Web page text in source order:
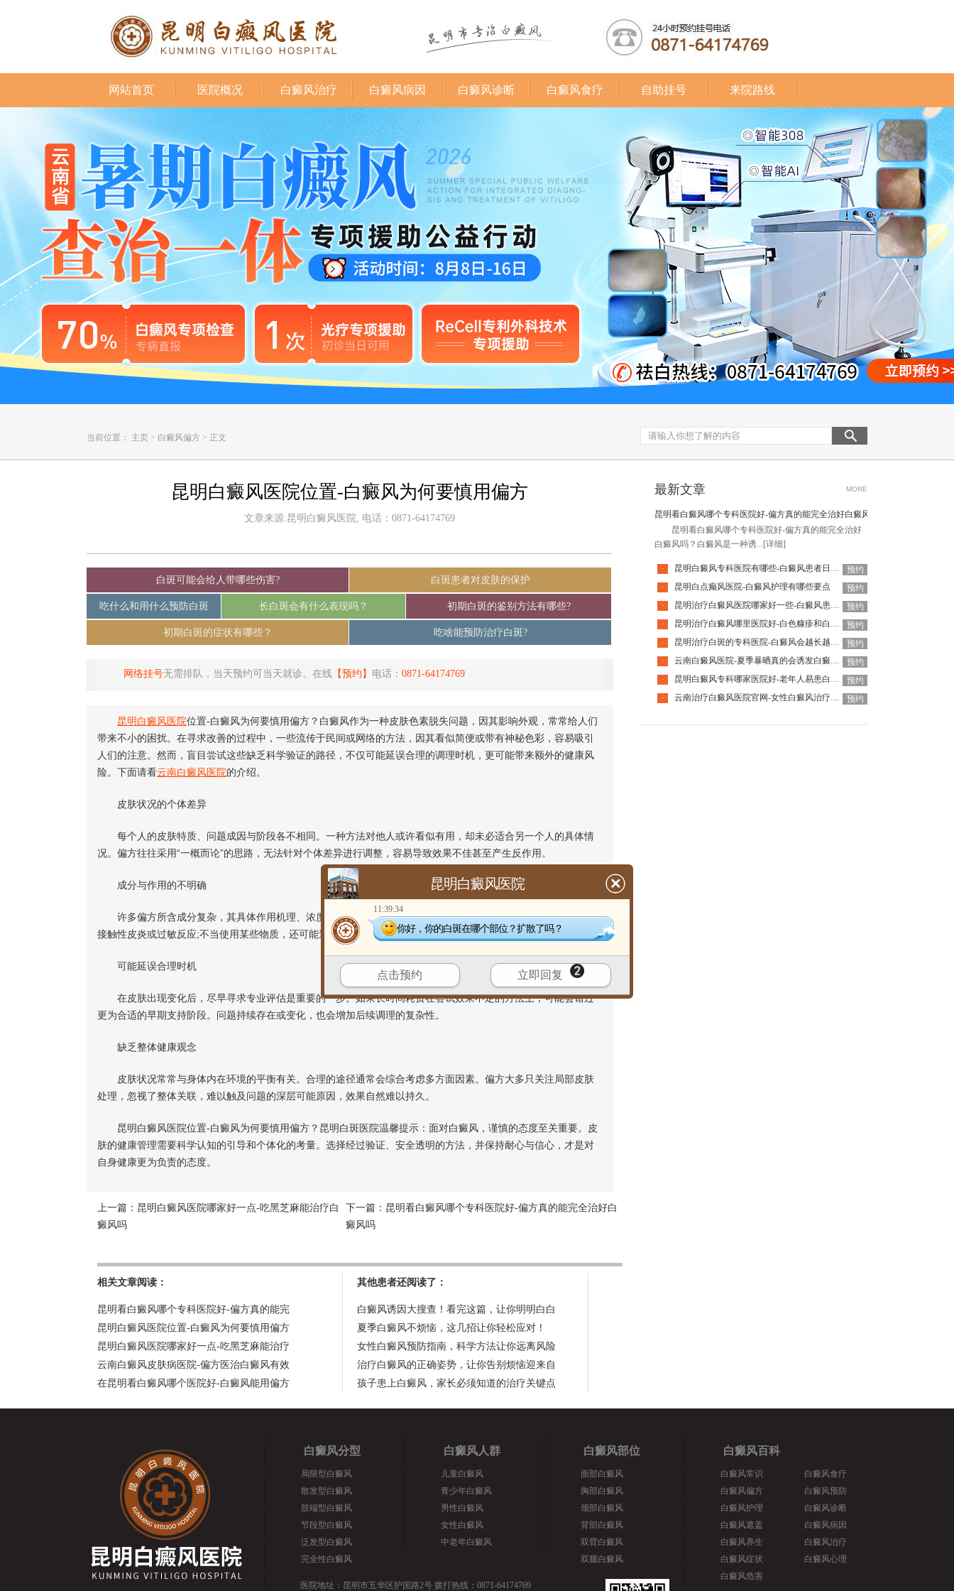
网站首页 医院概况 白癜风治疗 白癜风病因 白癜风诊断 白癜风食疗 自助挂号 来院路线
当前位置： 主页 > 白癜风偏方 > 正文
昆明白癜风医院位置-白癜风为何要慎用偏方
文章来源:昆明白癜风医院, 电话：0871-64174769
白斑可能会给人带哪些伤害? 白斑患者对皮肤的保护
吃什么和用什么预防白斑 长白斑会有什么表现吗？ 初期白斑的鉴别方法有哪些?
初期白斑的症状有哪些？ 吃啥能预防治疗白斑?
网络挂号无需排队，当天预约可当天就诊。在线 【预约】 电话： 0871-64174769
昆明白癜风医院位置-白癜风为何要慎用偏方？白癜风作为一种皮肤色素脱失问题，因其影响外观，常常给人们
带来不小的困扰。在寻求改善的过程中，一些流传于民间或网络的方法，因其看似简便或带有神秘色彩，容易吸引
人们的注意。然而，盲目尝试这些缺乏科学验证的路径，不仅可能延误合理的调理时机，更可能带来额外的健康风
险。下面请看云南白癜风医院的介绍。
皮肤状况的个体差异
每个人的皮肤特质、问题成因与阶段各不相同。一种方法对他人或许看似有用，却未必适合另一个人的具体情
况。偏方往往采用“一概而论”的思路，无法针对个体差异进行调整，容易导致效果不佳甚至产生反作用。
成分与作用的不明确
许多偏方所含成分复杂，其具体作用机理、浓度和安全性缺乏系统研究。有些材料可能对皮肤产生刺激，引发
接触性皮炎或过敏反应;不当使用某些物质，还可能造成局部皮肤损伤，甚至导致色素脱失问题加重。
可能延误合理时机
在皮肤出现变化后，尽早寻求专业评估是重要的一步。如果长时间耗费在尝试效果不定的方法上，可能会错过
更为合适的早期支持阶段。问题持续存在或变化，也会增加后续调理的复杂性。
缺乏整体健康观念
皮肤状况常常与身体内在环境的平衡有关。合理的途径通常会综合考虑多方面因素。偏方大多只关注局部皮肤
处理，忽视了整体关联，难以触及问题的深层可能原因，效果自然难以持久。
昆明白癜风医院位置-白癜风为何要慎用偏方？昆明白斑医院温馨提示：面对白癜风，谨慎的态度至关重要。皮
肤的健康管理需要科学认知的引导和个体化的考量。选择经过验证、安全透明的方法，并保持耐心与信心，才是对
自身健康更为负责的态度。
上一篇： 昆明白癜风医院哪家好一点-吃黑芝麻能治疗白
癜风吗
下一篇： 昆明看白癜风哪个专科医院好-偏方真的能完全治好白
癜风吗
相关文章阅读：
昆明看白癜风哪个专科医院好-偏方真的能完
昆明白癜风医院位置-白癜风为何要慎用偏方
昆明白癜风医院哪家好一点-吃黑芝麻能治疗
云南白癜风皮肤病医院-偏方医治白癜风有效
在昆明看白癜风哪个医院好-白癜风能用偏方
其他患者还阅读了：
白癜风诱因大搜查！看完这篇，让你明明白白
夏季白癜风不烦恼，这几招让你轻松应对！
女性白癜风预防指南，科学方法让你远离风险
治疗白癜风的正确姿势，让你告别烦恼迎来自
孩子患上白癜风，家长必须知道的治疗关键点
最新文章 MORE
昆明看白癜风哪个专科医院好-偏方真的能完全治好白癜风吗
昆明看白癜风哪个专科医院好-偏方真的能完全治好
白癜风吗？白癜风是一种诱... [详细]
· 昆明白癜风专科医院有哪些-白癜风患者日常有哪些禁忌
预约
·
昆明白点癫风医院-白癜风护理有哪些要点
预约
·
昆明治疗白癜风医院哪家好一些-白癜风患者夏季适合吃哪些蔬果
预约
·
昆明治疗白癜风哪里医院好-白色糠疹和白癜风该如何准确辨别
预约
·
昆明治疗白斑的专科医院-白癜风会越长越多吗
预约
·
云南白癜风医院-夏季暴晒真的会诱发白癜风吗
预约
·
昆明白癜风专科哪家医院好-老年人易患白癜风吗
预约
·
云南治疗白癜风医院官网-女性白癜风治疗应注意什么 预约
白癜风分型
局限型白癜风
散发型白癜风
肢端型白癜风
节段型白癜风
泛发型白癜风
完全性白癜风
白癜风人群
儿童白癜风
青少年白癜风
男性白癜风
女性白癜风
中老年白癜风
白癜风部位
面部白癜风
胸部白癜风
颈部白癜风
背部白癜风
双臂白癜风
双腿白癜风
白癜风百科
白癜风常识
白癜风偏方
白癜风护理
白癜风遮盖
白癜风养生
白癜风症状
白癜风危害
白癜风食疗
白癜风预防
白癜风诊断
白癜风病因
白癜风治疗
白癜风心理
医院地址：昆明市五华区护国路2号 拨打热线：0871-64174769
昆明白癜风医院
11:39:34
你好，你的白斑在哪个部位？扩散了吗？
点击预约 立即回复